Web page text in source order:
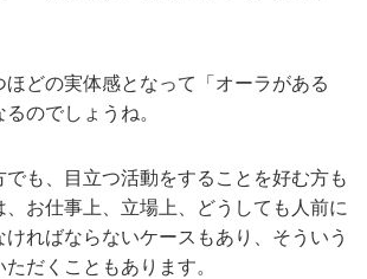
どの実体感となって「オーラがある
のでしょうね。
も、目立つ活動をすることを好む方も
、お仕事上、立場上、どうしても人前に
ればならないケースもあり、そういう
だくこともあります。